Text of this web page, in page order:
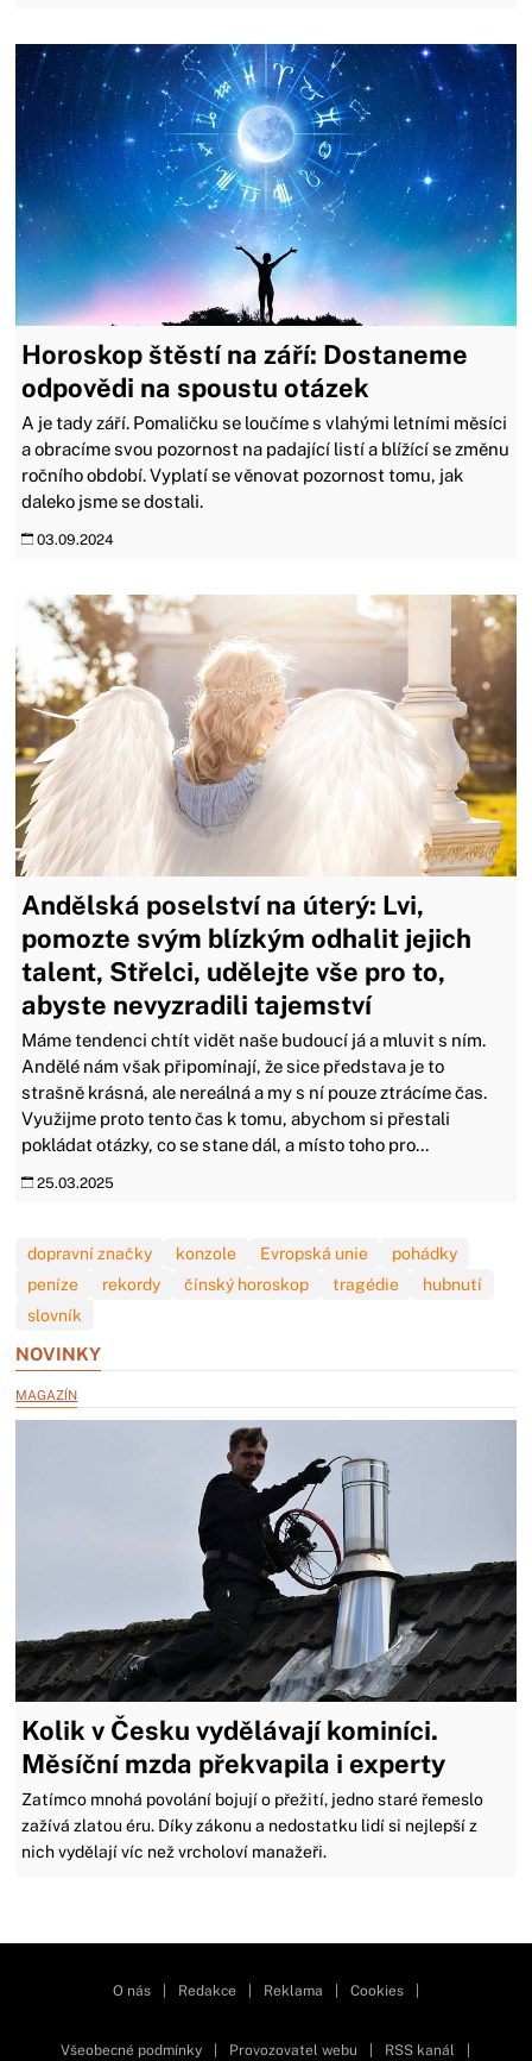
Horoskop štěstí na září: Dostaneme
odpovědi na spoustu otázek
A je tady září. Pomaličku se loučíme s vlahými letními měsíci
a obracíme svou pozornost na padající listí a blížící se změnu
ročního období. Vyplatí se věnovat pozornost tomu, jak
daleko jsme se dostali.
03.09.2024
Andělská poselství na úterý: Lvi,
pomozte svým blízkým odhalit jejich
talent, Střelci, udělejte vše pro to,
abyste nevyzradili tajemství
Máme tendenci chtít vidět naše budoucí já a mluvit s ním.
Andělé nám však připomínají, že sice představa je to
strašně krásná, ale nereálná a my s ní pouze ztrácíme čas.
Využijme proto tento čas k tomu, abychom si přestali
pokládat otázky, co se stane dál, a místo toho pro...
25.03.2025
dopravní značky konzole Evropská unie
pohádky
peníze
rekordy čínský horoskop tragédie
hubnutí
slovník
NOVINKY
MAGAZÍN
Kolik v Česku vydělávají kominíci.
Měsíční mzda překvapila i experty
Zatímco mnohá povolání bojují o přežití, jedno staré řemeslo
zažívá zlatou éru. Díky zákonu a nedostatku lidí si nejlepší z
nich vydělají víc než vrcholoví manažeři.
O nás Redakce Reklama Cookies
Všeobecné podmínky Provozovatel webu RSS kanál